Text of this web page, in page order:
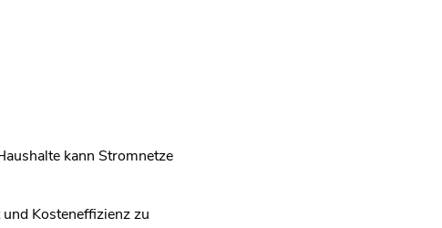
kann Stromnetze
Kosteneffizienz zu